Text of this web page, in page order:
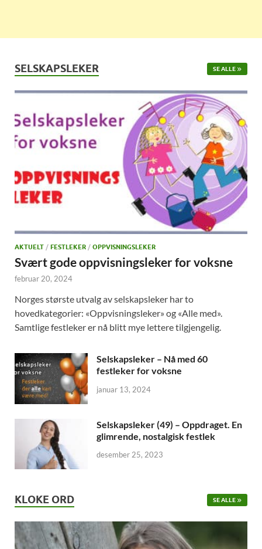
SELSKAPSLEKER SE ALLE
AKTUELT / FESTLEKER / OPPVISNINGSLEKER
Svært gode oppvisningsleker for voksne
februar 20, 2024
Norges største utvalg av selskapsleker har to
hovedkategorier: «Oppvisningsleker» og «Alle med».
Samtlige festleker er nå blitt mye lettere tilgjengelig.
Selskapsleker – Nå med 60
festleker for voksne
januar 13, 2024
Selskapsleker (49) – Oppdraget. En
glimrende, nostalgisk festlek
desember 25, 2023
KLOKE ORD SE ALLE